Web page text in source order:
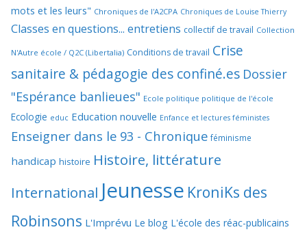
mots et les leurs" Chroniques de l'A2CPA Chroniques de Louise Thierry
Classes en questions... entretiens collectif de travail Collection
N'Autre école / Q2C (Libertalia) Conditions de travail Crise
sanitaire & pédagogie des confiné.es Dossier
"Espérance banlieues" Ecole politique politique de l'école
Ecologie educ Education nouvelle Enfance et lectures féministes
Enseigner dans le 93 - Chronique féminisme
handicap histoire Histoire, littérature
International Jeunesse KroniKs des
Robinsons L'Imprévu Le blog L'école des réac-publicains